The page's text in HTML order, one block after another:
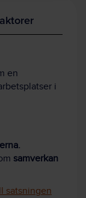
en
i
samverkan
satsningen